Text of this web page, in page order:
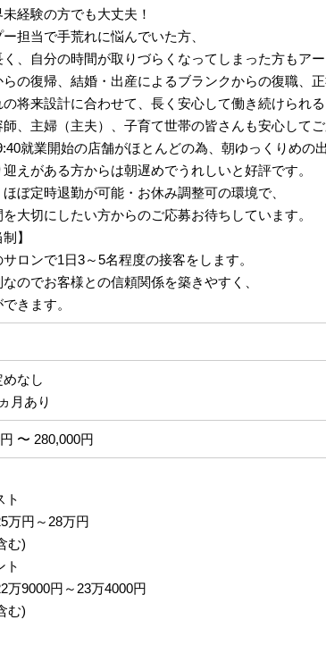
経験の方でも大丈夫！
担当で手荒れに悩んでいた方、
、自分の時間が取りづらくなってしまった方もア
の復帰、結婚・出産によるブランクからの復職、
将来設計に合わせて、長く安心して働き続けられ
、主婦（主夫）、子育て世帯の皆さんも安心してご
就業開始の店舗がほとんどの為、朝ゆっくりめの
えがある方からは朝遅めでうれしいと好評です。
ぼ定時退勤が可能・お休み調整可の環境で、
大切にしたい方からのご応募お待ちしています。
】
ロンで1日3～5名程度の接客をします。
のでお客様との信頼関係を築きやすく、
きます。
めなし
月あり
〜 280,000円
ト
万円～28万円
む)
ト
万9000円～23万4000円
む)